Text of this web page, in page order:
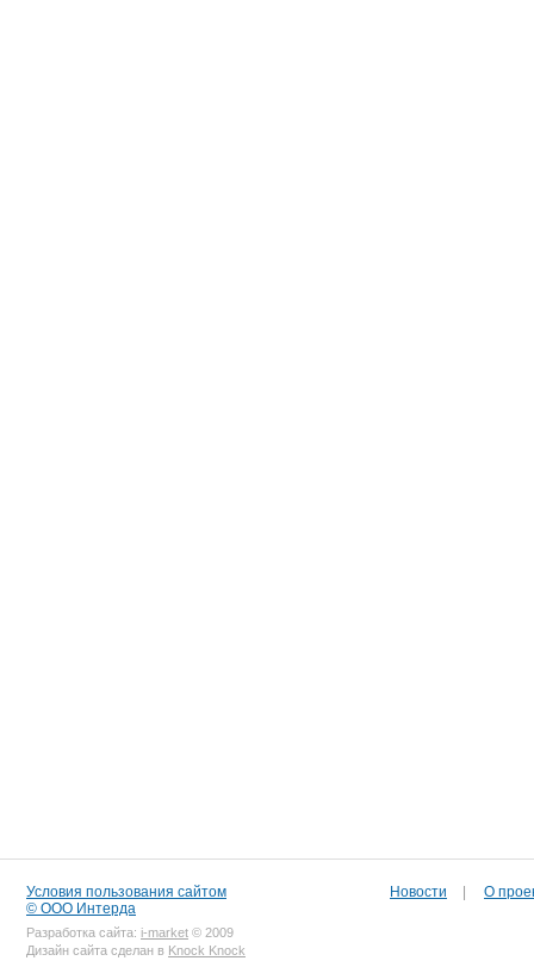
Условия пользования сайтом
© ООО Интерда
Разработка сайта: i-market © 2009
Дизайн сайта сделан в Knock Knock
Новости О